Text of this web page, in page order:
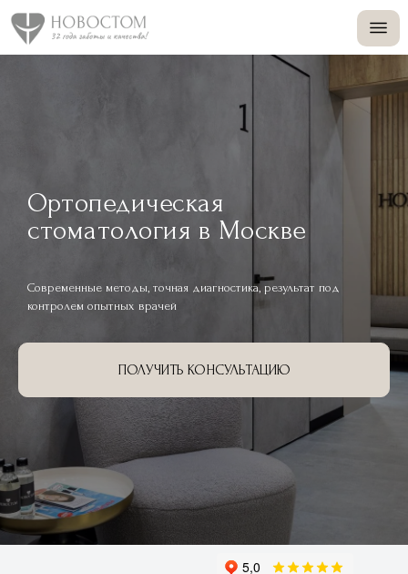
Ортопедическая
стоматология в Москве
Современные методы, точная диагностика, результат под
контролем опытных врачей
ПОЛУЧИТЬ КОНСУЛЬТАЦИЮ
О нас
Профессионализм и опыт
Наша клиника гордится
высококвалифицированными
специалистами с многолетним опытом